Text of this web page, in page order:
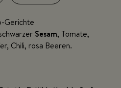
Gerichte
Sesam, Tomate,
Chili, rosa Beeren.